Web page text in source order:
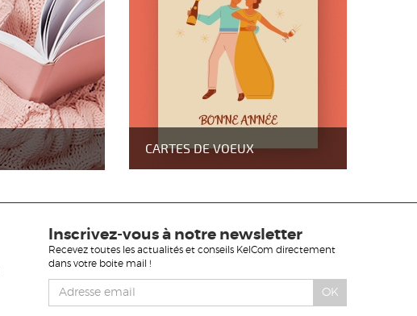
CARTES DE VOEUX
Inscrivez-vous à notre newsletter
Recevez toutes les actualités et conseils KelCom directement
dans votre boite mail !
OK